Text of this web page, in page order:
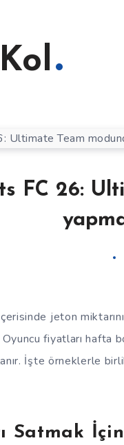
FC 26:
jeton
fiyatları
İşte örneklerle
Satmak